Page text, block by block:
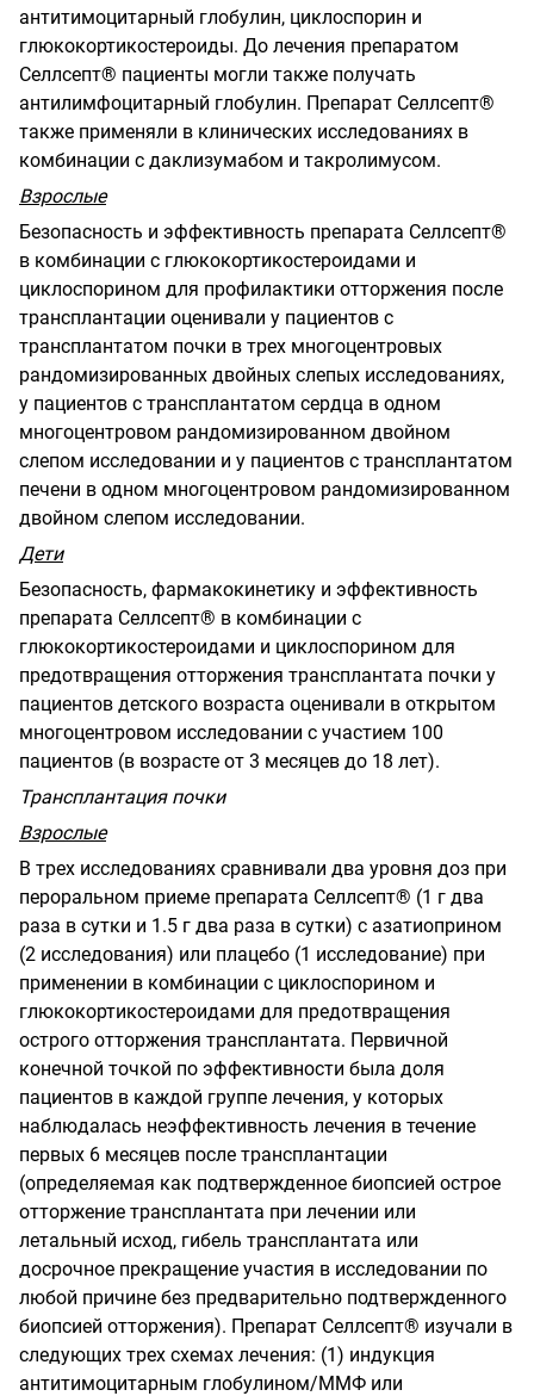
антитимоцитарный глобулин, циклоспорин и
глюкокортикостероиды. До лечения препаратом
Селлсепт® пациенты могли также получать
антилимфоцитарный глобулин. Препарат Селлсепт®
также применяли в клинических исследованиях в
комбинации с даклизумабом и такролимусом.
Взрослые
Безопасность и эффективность препарата Селлсепт®
в комбинации с глюкокортикостероидами и
циклоспорином для профилактики отторжения после
трансплантации оценивали у пациентов с
трансплантатом почки в трех многоцентровых
рандомизированных двойных слепых исследованиях,
у пациентов с трансплантатом сердца в одном
многоцентровом рандомизированном двойном
слепом исследовании и у пациентов с трансплантатом
печени в одном многоцентровом рандомизированном
двойном слепом исследовании.
Дети
Безопасность, фармакокинетику и эффективность
препарата Селлсепт® в комбинации с
глюкокортикостероидами и циклоспорином для
предотвращения отторжения трансплантата почки у
пациентов детского возраста оценивали в открытом
многоцентровом исследовании с участием 100
пациентов (в возрасте от 3 месяцев до 18 лет).
Трансплантация почки
Взрослые
В трех исследованиях сравнивали два уровня доз при
пероральном приеме препарата Селлсепт® (1 г два
раза в сутки и 1.5 г два раза в сутки) с азатиоприном
(2 исследования) или плацебо (1 исследование) при
применении в комбинации с циклоспорином и
глюкокортикостероидами для предотвращения
острого отторжения трансплантата. Первичной
конечной точкой по эффективности была доля
пациентов в каждой группе лечения, у которых
наблюдалась неэффективность лечения в течение
первых 6 месяцев после трансплантации
(определяемая как подтвержденное биопсией острое
отторжение трансплантата при лечении или
летальный исход, гибель трансплантата или
досрочное прекращение участия в исследовании по
любой причине без предварительно подтвержденного
биопсией отторжения). Препарат Селлсепт® изучали в
следующих трех схемах лечения: (1) индукция
антитимоцитарным глобулином/ММФ или